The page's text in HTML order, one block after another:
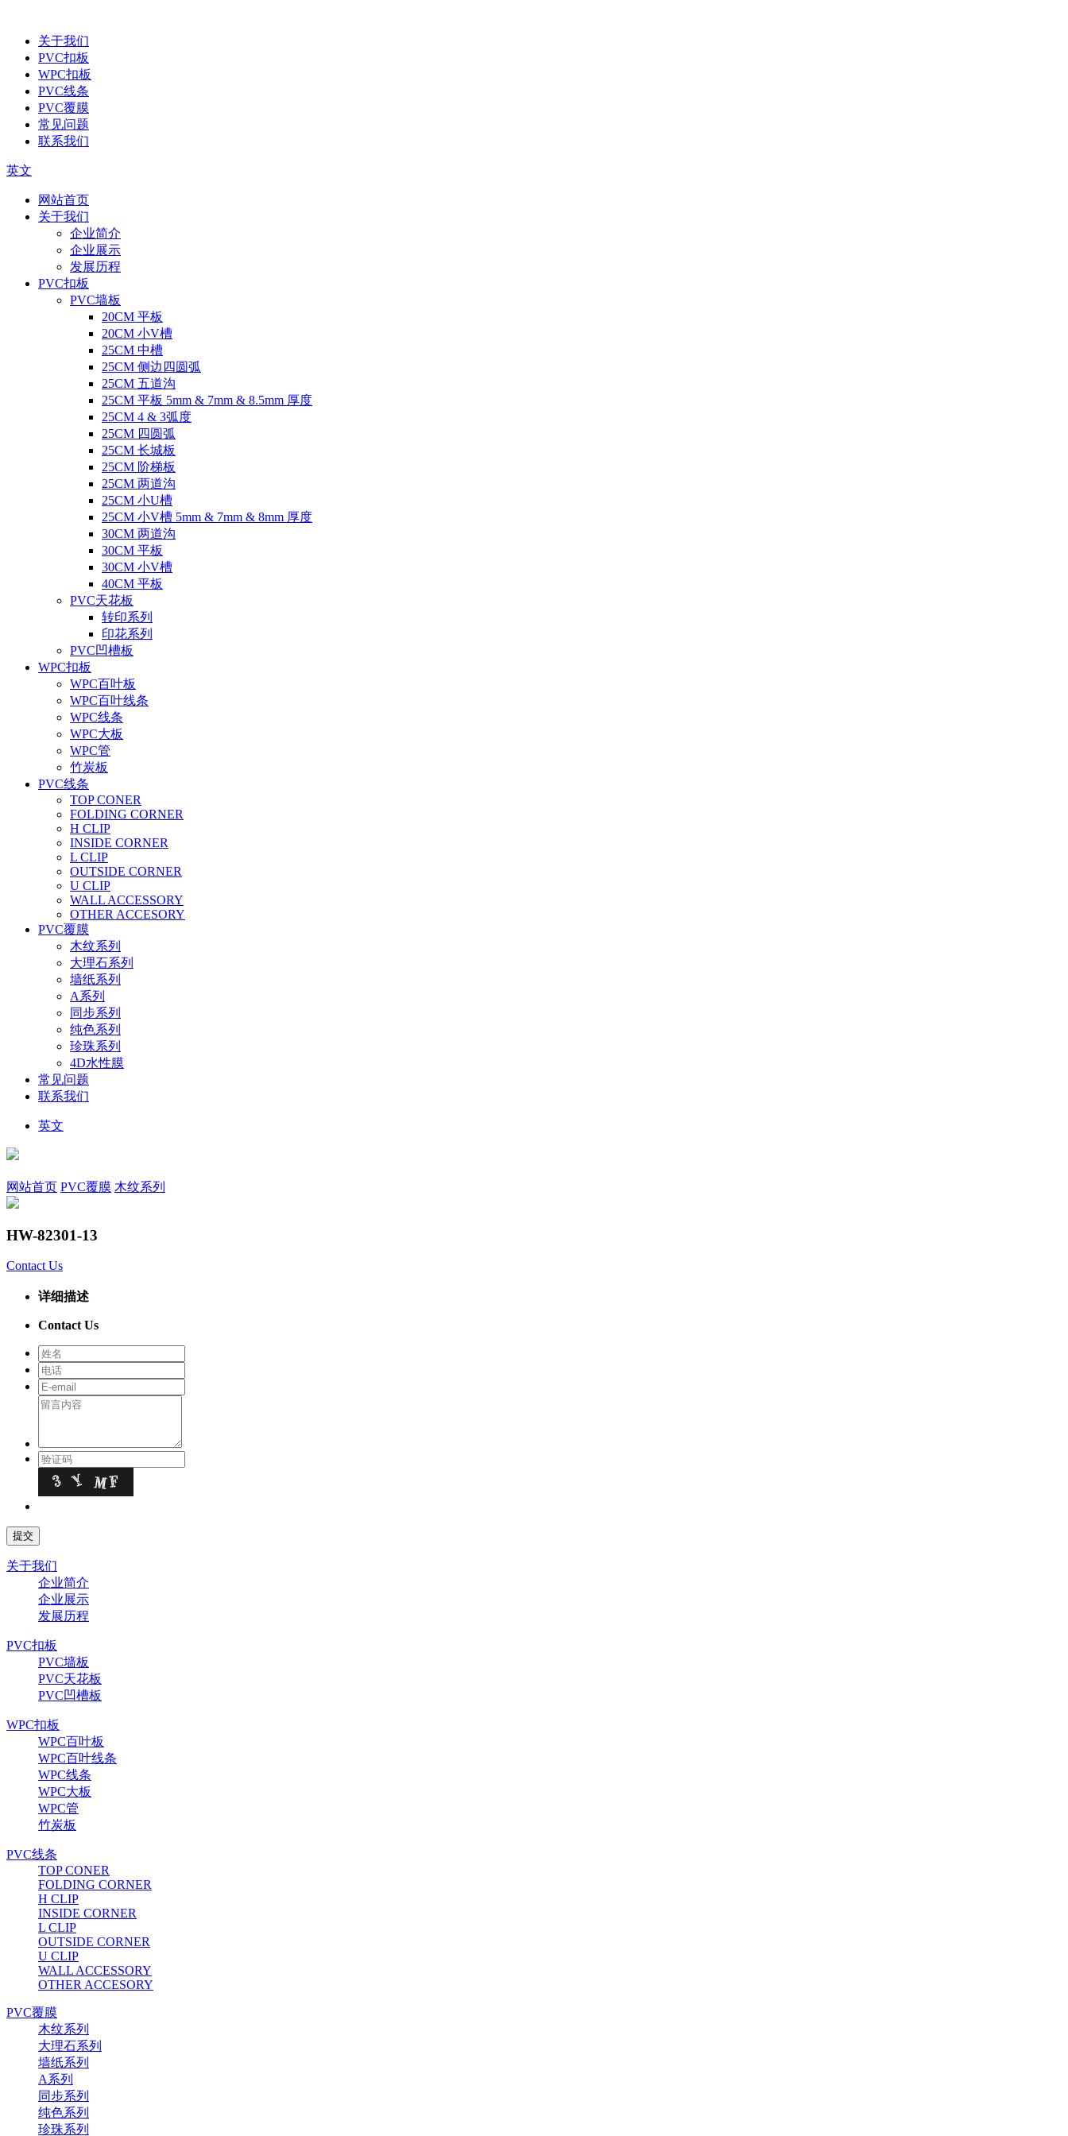
关于我们
PVC扣板
WPC扣板
PVC线条
PVC覆膜
常见问题
联系我们
英文
网站首页
关于我们
企业简介
企业展示
发展历程
PVC扣板
PVC墙板
20CM 平板
20CM 小V槽
25CM 中槽
25CM 侧边四圆弧
25CM 五道沟
25CM 平板 5mm & 7mm & 8.5mm 厚度
25CM 4 & 3弧度
25CM 四圆弧
25CM 长城板
25CM 阶梯板
25CM 两道沟
25CM 小U槽
25CM 小V槽 5mm & 7mm & 8mm 厚度
30CM 两道沟
30CM 平板
30CM 小V槽
40CM 平板
PVC天花板
转印系列
印花系列
PVC凹槽板
WPC扣板
WPC百叶板
WPC百叶线条
WPC线条
WPC大板
WPC管
竹炭板
PVC线条
TOP CONER
FOLDING CORNER
H CLIP
INSIDE CORNER
L CLIP
OUTSIDE CORNER
U CLIP
WALL ACCESSORY
OTHER ACCESORY
PVC覆膜
木纹系列
大理石系列
墙纸系列
A系列
同步系列
纯色系列
珍珠系列
4D水性膜
常见问题
联系我们
英文
网站首页 PVC覆膜 木纹系列
HW-82301-13
Contact Us
详细描述
Contact Us
关于我们
企业简介
企业展示
发展历程
PVC扣板
PVC墙板
PVC天花板
PVC凹槽板
WPC扣板
WPC百叶板
WPC百叶线条
WPC线条
WPC大板
WPC管
竹炭板
PVC线条
TOP CONER
FOLDING CORNER
H CLIP
INSIDE CORNER
L CLIP
OUTSIDE CORNER
U CLIP
WALL ACCESSORY
OTHER ACCESORY
PVC覆膜
木纹系列
大理石系列
墙纸系列
A系列
同步系列
纯色系列
珍珠系列